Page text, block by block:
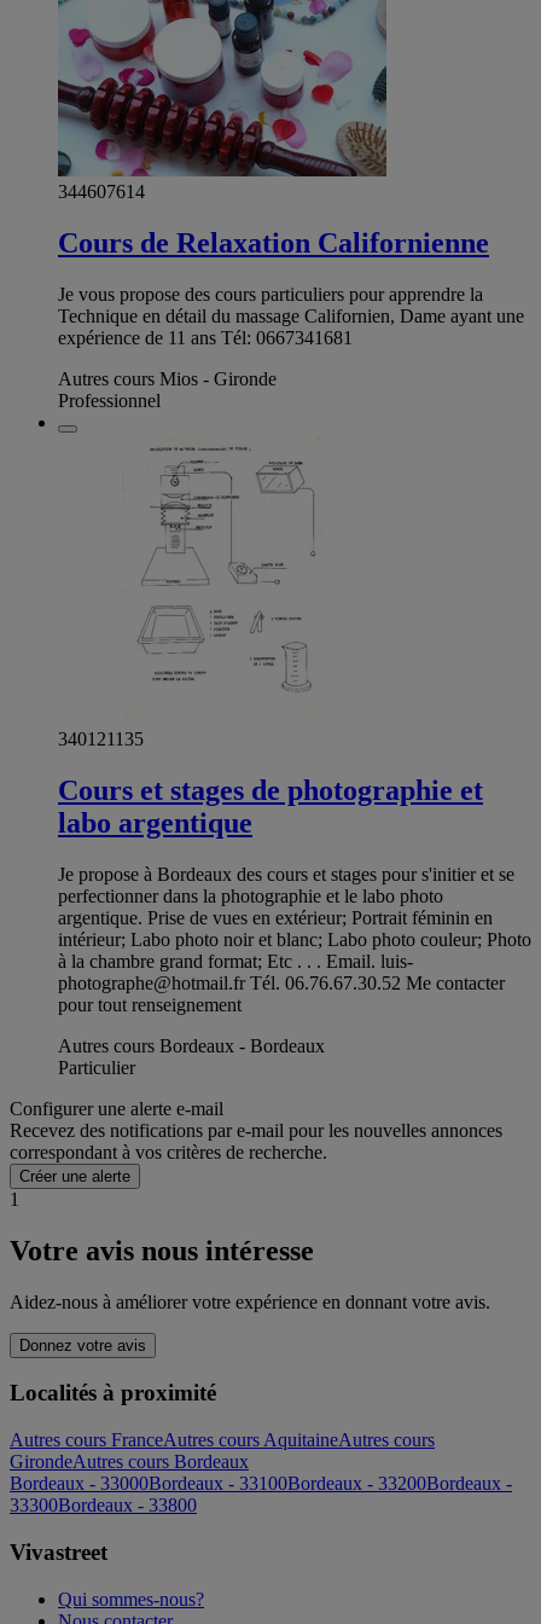
344607614
Cours de Relaxation Californienne
Je vous propose des cours particuliers pour apprendre la
Technique en détail du massage Californien, Dame ayant une
expérience de 11 ans Tél: 0667341681
Autres cours Mios - Gironde
Professionnel
340121135
Cours et stages de photographie et
labo argentique
Je propose à Bordeaux des cours et stages pour s'initier et se
perfectionner dans la photographie et le labo photo
argentique. Prise de vues en extérieur; Portrait féminin en
intérieur; Labo photo noir et blanc; Labo photo couleur; Photo
à la chambre grand format; Etc . . . Email. luis-
photographe@hotmail.frTél. 06.76.67.30.52 Me contacter
pour tout renseignement
Autres cours Bordeaux - Bordeaux
Particulier
Configurer une alerte e-mail
Recevez des notifications par e-mail pour les nouvelles annonces
correspondant à vos critères de recherche.
Créer une alerte
1
Votre avis nous intéresse
Aidez-nous à améliorer votre expérience en donnant votre avis.
Donnez votre avis
Localités à proximité
Autres cours FranceAutres cours AquitaineAutres cours
GirondeAutres cours Bordeaux
Bordeaux - 33000Bordeaux - 33100Bordeaux - 33200Bordeaux -
33300Bordeaux - 33800
Vivastreet
Qui sommes-nous?